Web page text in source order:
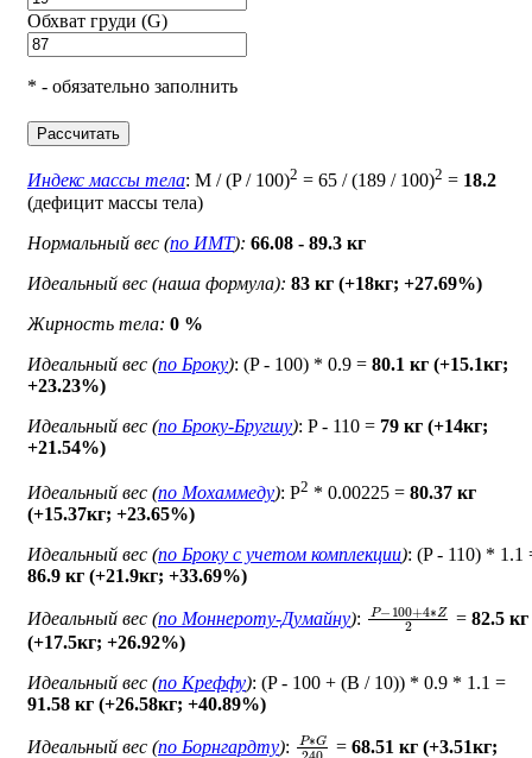
Обхват груди (G)
* - обязательно заполнить
Рассчитать
Индекс массы тела: M / (P / 100)2 = 65 / (189 / 100)2 = 18.2
(дефицит массы тела)
Нормальный вес (по ИМТ): 66.08 - 89.3 кг
Идеальный вес (наша формула): 83 кг (+18кг; +27.69%)
Жирность тела: 0 %
Идеальный вес (по Броку): (P - 100) * 0.9 = 80.1 кг (+15.1кг;
+23.23%)
Идеальный вес (по Броку-Бругшу): P - 110 = 79 кг (+14кг;
+21.54%)
Идеальный вес (по Мохаммеду): P2 * 0.00225 = 80.37 кг
(+15.37кг; +23.65%)
Идеальный вес (по Броку c учетом комплекции): (P - 110) * 1.1
86.9 кг (+21.9кг; +33.69%)
Идеальный вес (по Моннероту-Думайну): P− 100 +4∗ 2
=82.5 кг
(+17.5кг; +26.92%)
Идеальный вес (по Креффу): (P - 100 + (B / 10)) * 0.9 * 1.1 =
91.58 кг (+26.58кг; +40.89%)
Идеальный вес (по Борнгардту): P∗G 240
=68.51 кг (+3.51кг;